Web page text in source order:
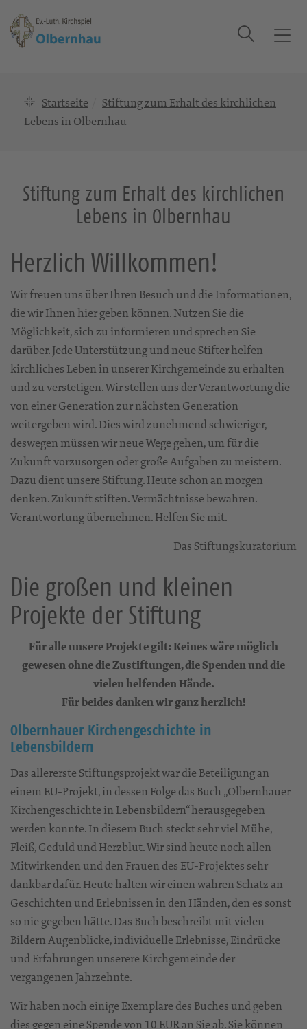
T
i
g
Suche
Startseite
Stiftung zum Erhalt des kirchlichen
Lebens in Olbernhau
Stiftung zum Erhalt des kirchlichen
Lebens in Olbernhau
Herzlich Willkommen!
Wir freuen uns über Ihren Besuch und die Informationen,
die wir Ihnen hier geben können. Nutzen Sie die
Möglichkeit, sich zu informieren und sprechen Sie
darüber. Jede Unterstützung und neue Stifter helfen
kirchliches Leben in unserer Kirchgemeinde zu erhalten
und zu verstetigen. Wir stellen uns der Verantwortung die
von einer Generation zur nächsten Generation
weitergeben wird. Dies wird zunehmend schwieriger,
deswegen müssen wir neue Wege gehen, um für die
Zukunft vorzusorgen oder große Aufgaben zu meistern.
Dazu dient unsere Stiftung. Heute schon an morgen
denken. Zukunft stiften. Vermächtnisse bewahren.
Verantwortung übernehmen. Helfen Sie mit.
Das Stiftungskuratorium
Die großen und kleinen
Projekte der Stiftung
Für alle unsere Projekte gilt: Keines wäre möglich
gewesen ohne die Zustiftungen, die Spenden und die
vielen helfenden Hände.
Für beides danken wir ganz herzlich!
Olbernhauer Kirchengeschichte in
Lebensbildern
Das allererste Stiftungsprojekt war die Beteiligung an
einem EU-Projekt, in dessen Folge das Buch „Olbernhauer
Kirchengeschichte in Lebensbildern“ herausgegeben
werden konnte. In diesem Buch steckt sehr viel Mühe,
Fleiß, Geduld und Herzblut. Wir sind heute noch allen
Mitwirkenden und den Frauen des EU-Projektes sehr
dankbar dafür. Heute halten wir einen wahren Schatz an
Geschichten und Erlebnissen in den Händen, den es sonst
so nie gegeben hätte. Das Buch beschreibt mit vielen
Bildern Augenblicke, individuelle Erlebnisse, Eindrücke
und Erfahrungen unserere Kirchgemeinde der
vergangenen Jahrzehnte.
Wir haben noch einige Exemplare des Buches und geben
dies gegen eine Spende von 10 EUR an Sie ab. Sie können